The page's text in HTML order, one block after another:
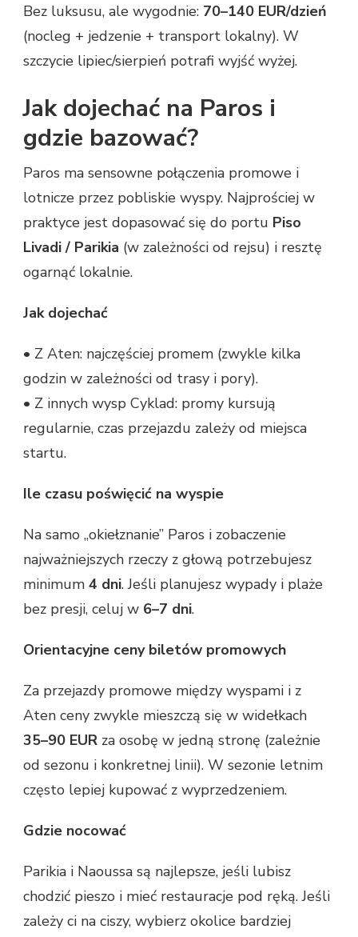
Bez luksusu, ale wygodnie: 70–140 EUR/dzień
(nocleg + jedzenie + transport lokalny). W
szczycie lipiec/sierpień potrafi wyjść wyżej.
Jak dojechać na Paros i
gdzie bazować?
Paros ma sensowne połączenia promowe i
lotnicze przez pobliskie wyspy. Najprościej w
praktyce jest dopasować się do portu Piso
Livadi / Parikia (w zależności od rejsu) i resztę
ogarnąć lokalnie.
Jak dojechać
• Z Aten: najczęściej promem (zwykle kilka
godzin w zależności od trasy i pory).
• Z innych wysp Cyklad: promy kursują
regularnie, czas przejazdu zależy od miejsca
startu.
Ile czasu poświęcić na wyspie
Na samo „okiełznanie” Paros i zobaczenie
najważniejszych rzeczy z głową potrzebujesz
minimum 4 dni. Jeśli planujesz wypady i plaże
bez presji, celuj w 6–7 dni.
Orientacyjne ceny biletów promowych
Za przejazdy promowe między wyspami i z
Aten ceny zwykle mieszczą się w widełkach
35–90 EUR za osobę w jedną stronę (zależnie
od sezonu i konkretnej linii). W sezonie letnim
często lepiej kupować z wyprzedzeniem.
Gdzie nocować
Parikia i Naoussa są najlepsze, jeśli lubisz
chodzić pieszo i mieć restauracje pod ręką. Jeśli
zależy ci na ciszy, wybierz okolice bardziej